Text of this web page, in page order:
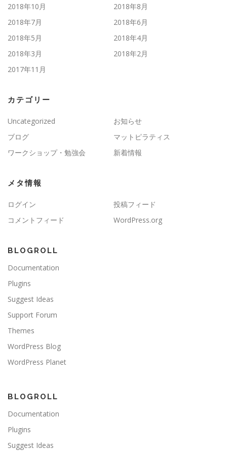
2018年10月
2018年8月
2018年7月
2018年6月
2018年5月
2018年4月
2018年3月
2018年2月
2017年11月
カテゴリー
Uncategorized
お知らせ
ブログ
マットピラティス
ワークショップ・勉強会
新着情報
メタ情報
ログイン
投稿フィード
コメントフィード
WordPress.org
BLOGROLL
Documentation
Plugins
Suggest Ideas
Support Forum
Themes
WordPress Blog
WordPress Planet
BLOGROLL
Documentation
Plugins
Suggest Ideas